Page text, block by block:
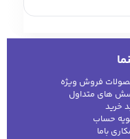
حضور دارند و
می‌شوند. یکی از
می‌کند بهترین
چشم
برای طراحی
پلک بالا یا
اغلب به رنگ‌های
فروش ویژه
های متداول
خرید
حساب
باما